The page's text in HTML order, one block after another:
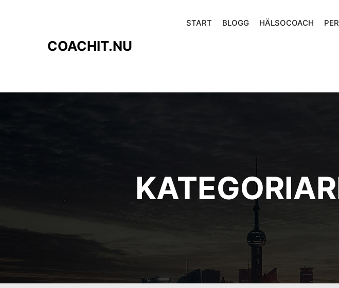
COACHIT.NU
START BLOGG HÄLSOCOACH